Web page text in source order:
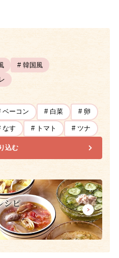
# 韓国風
ベーコン # 白菜 # 卵
なす # トマト # ツナ
込む